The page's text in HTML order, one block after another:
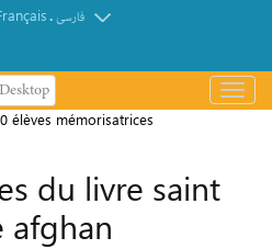
.فارسی
باز
و
élèves mémorisatrices
du livre saint
afghan